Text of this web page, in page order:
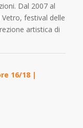
Dal 2007 al
festival delle
artistica di
16/18 |